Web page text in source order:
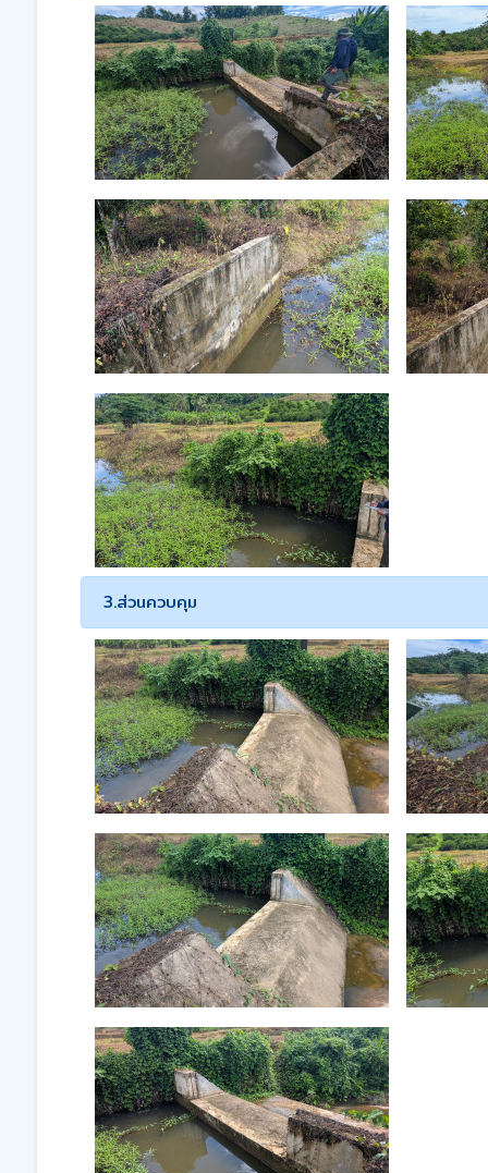
3.ส่วนควบคุม